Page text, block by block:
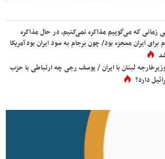
زمانی که می‌گوییم مذاکره نمی‌کنیم، در حال مذاکره
ایران معجزه بود/ چون برجام به سود ایران بود آمریکا
لبنان با ایران / یوسف رجی چه ارتباطی با حزب
دارد؟